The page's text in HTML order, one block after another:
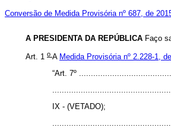
Conversão de Medida Provisória nº 687, de
A PRESIDENTA DA REPÚBLICA Faço
Art. 1 o A Medida Provisória nº 2.228-1,
“Art. 7º
IX - (VETADO);